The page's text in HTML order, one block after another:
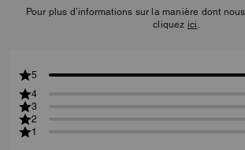
Pour plus d’informations sur la manière dont
cliquez ici
5
4
3
2
1